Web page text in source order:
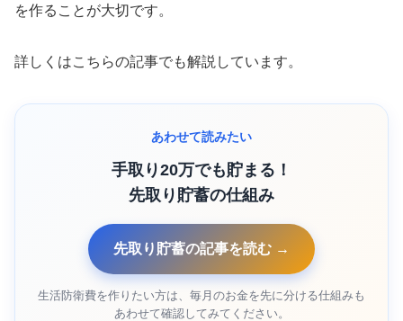
を作ることが大切です。
詳しくはこちらの記事でも解説しています。
あわせて読みたい
手取り20万でも貯まる！
先取り貯蓄の仕組み
先取り貯蓄の記事を読む →
生活防衛費を作りたい方は、毎月のお金を先に分ける仕組みも
あわせて確認してみてください。